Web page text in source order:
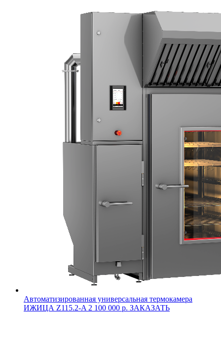
Автоматизированная универсальная термокамера
ИЖИЦА Z115.2-A 2 100 000 р. ЗАКАЗАТЬ